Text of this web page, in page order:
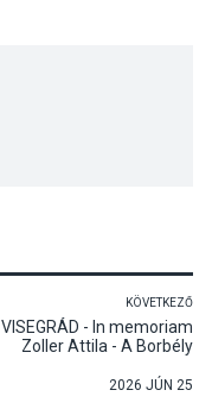
KÖVETKEZŐ
VISEGRÁD - In memoriam
Zoller Attila - A Borbély
2026 JÚN 25